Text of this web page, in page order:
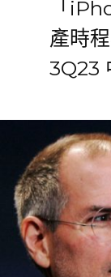
「
產時
3Q23